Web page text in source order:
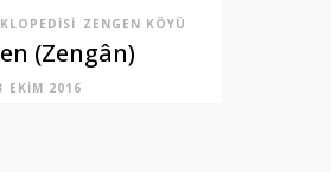
ZENGEN KÖYÜ
(Zengân)
EKIM 2016